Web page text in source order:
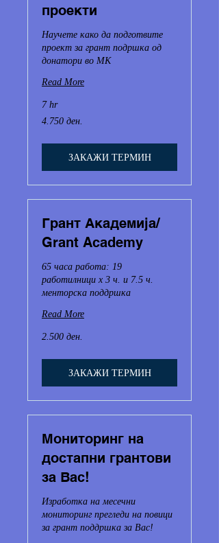
проекти
Научете како да подготвите
проект за грант подршка од
донатори во МК
Read More
7 hr
4.750
Македонски
4.750 ден.
ЗАКАЖИ ТЕРМИН
Грант Академија/
Grant Academy
65 часа работа: 19
работилници х 3 ч. и 7.5 ч.
менторска поддршка
Read More
2.500
Македонски
2.500 ден.
ЗАКАЖИ ТЕРМИН
Мониторинг на
достапни грантови
за Вас!
Изработка на месечни
мониторинг прегледи на повици
за грант поддршка за Вас!